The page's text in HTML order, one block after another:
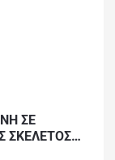
ΣΕ
ΣΚΕΛΕΤΟΣ